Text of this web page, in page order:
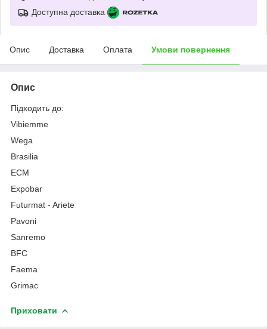
Доступна доставка
Опис Доставка Оплата Умови повернення
Опис
Підходить до:
Vibiemme
Wega
Brasilia
ECM
Expobar
Futurmat - Ariete
Pavoni
Sanremo
BFC
Faema
Grimac
Приховати